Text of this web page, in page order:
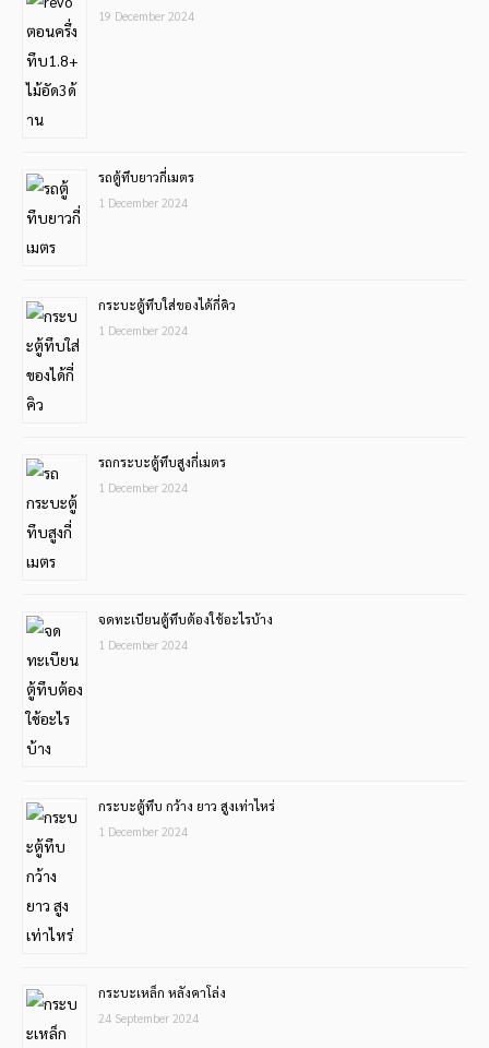
19 December 2024
รถตู้ทึบยาวกี่เมตร
1 December 2024
กระบะตู้ทึบใส่ของได้กี่คิว
1 December 2024
รถกระบะตู้ทึบสูงกี่เมตร
1 December 2024
จดทะเบียนตู้ทึบต้องใช้อะไรบ้าง
1 December 2024
กระบะตู้ทึบ กว้าง ยาว สูงเท่าไหร่
1 December 2024
กระบะเหล็ก หลังคาโล่ง
24 September 2024